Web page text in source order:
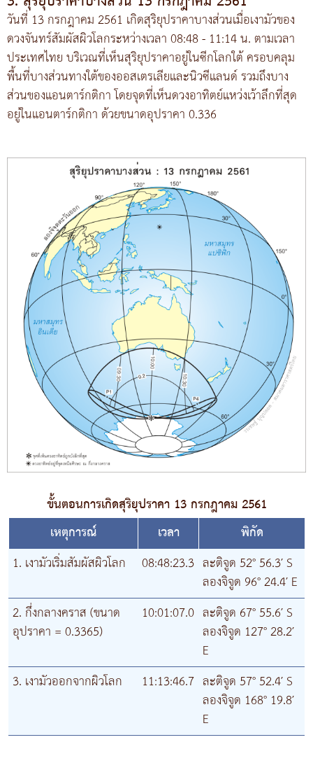
วันที่ 13 กรกฎาคม 2561 เกิดสุริยุปราคาบางส่วนเมื่อเงามัวของ
ดวงจันทร์สัมผัสผิวโลกระหว่างเวลา 08:48 - 11:14 น. ตามเวลา
ประเทศไทย บริเวณที่เห็นสุริยุปราคาอยู่ในซีกโลกใต้ ครอบคลุม
พื้นที่บางส่วนทางใต้ของออสเตรเลียและนิวซีแลนด์ รวมถึงบาง
ส่วนของแอนตาร์กติกา โดยจุดที่เห็นดวงอาทิตย์แหว่งเว้าลึกที่สุด
อยู่ในแอนตาร์กติกา ด้วยขนาดอุปราคา 0.336
ขั้นตอนการเกิดสุริยุปราคา 13 กรกฎาคม 2561
เหตุการณ์
เวลา
พิกัด
1. เงามัวเริ่มสัมผัสผิวโลก
08:48:23.3 ละติจูด 52° 56.3′ S
ลองจิจูด 96° 24.4′ E
2. กึ่งกลางคราส (ขนาด
อุปราคา = 0.3365)
10:01:07.0 ละติจูด 67° 55.6′ S
ลองจิจูด 127° 28.2′
E
3. เงามัวออกจากผิวโลก
11:13:46.7 ละติจูด 57° 52.4′ S
ลองจิจูด 168° 19.8′
E